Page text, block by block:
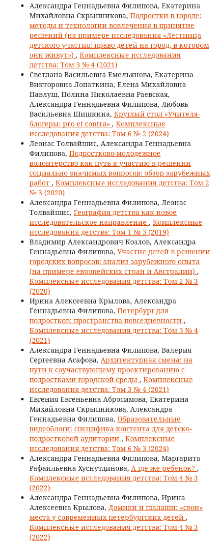
Александра Геннадьевна Филипова, Екатерина
Михайловна Скрыпникова, Подростки в городе:
методы и технологии вовлечения в принятие
решений (на примере исследования «Лестница
детского участия: право детей на город, в котором
они живут») , Комплексные исследования
детства: Том 3 № 4 (2021)
Светлана Васильевна Емельянова, Екатерина
Викторовна Лопаткина, Елена Михайловна
Павлуш, Полина Николаевна Раевская,
Александра Геннадьевна Филипова, Любовь
Васильевна Шишкина, Круглый стол «Учителя-
блогеры: pro et contra» , Комплексные
исследования детства: Том 6 № 2 (2024)
Леонас Толвайшис, Александра Геннадьевна
Филипова, Подростково-молодежное
волонтерство как путь к участию в решении
социально значимых вопросов: обзор зарубежных
работ , Комплексные исследования детства: Том 2
№ 3 (2020)
Александра Геннадьевна Филипова, Леонас
Толвайшис, География детства как новое
исследовательское направление , Комплексные
исследования детства: Том 1 № 3 (2019)
Владимир Александрович Козлов, Александра
Геннадьевна Филипова, Участие детей в решении
городских вопросов: анализ зарубежного опыта
(на примере европейских стран и Австралии) ,
Комплексные исследования детства: Том 2 № 3
(2020)
Ирина Алексеевна Крылова, Александра
Геннадьевна Филипова, Петербург для
подростков: пространства повседневности ,
Комплексные исследования детства: Том 3 № 4
(2021)
Александра Геннадьевна Филипова, Валерия
Сергеевна Асафова, Архитектурная смена: на
пути к соучаствующему проектированию с
подростками городской среды , Комплексные
исследования детства: Том 3 № 4 (2021)
Евгения Евгеньевна Абросимова, Екатерина
Михайловна Скрыпникова, Александра
Геннадьевна Филипова, Образовательные
видеоблоги: специфика контента для детско-
подростковой аудитории , Комплексные
исследования детства: Том 6 № 3 (2024)
Александра Геннадьевна Филипова, Маргарита
Рафаильевна Хуснутдинова, А где же ребенок? ,
Комплексные исследования детства: Том 4 № 3
(2022)
Александра Геннадьевна Филипова, Ирина
Алексеевна Крылова, Домики и шалаши: «свои»
места у современных петербургских детей ,
Комплексные исследования детства: Том 4 № 3
(2022)